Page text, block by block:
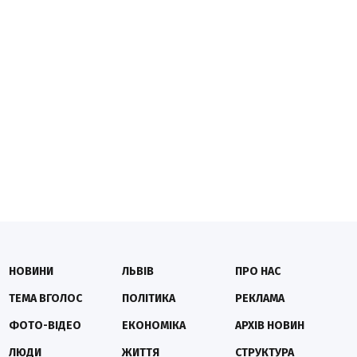
НОВИНИ
ТЕМА ВГОЛОС
ФОТО-ВІДЕО
ЛЮДИ
ЛЬВІВ
ПОЛІТИКА
ЕКОНОМІКА
ЖИТТЯ
ПРО НАС
РЕКЛАМА
АРХІВ НОВИН
СТРУКТУРА